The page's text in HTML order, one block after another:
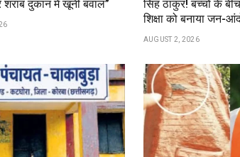
शराब दुकान में खूनी बवाल”
सिंह ठाकुर! बच्चों के
शिक्षा को बनाया जन-
AUGUST 2, 2026